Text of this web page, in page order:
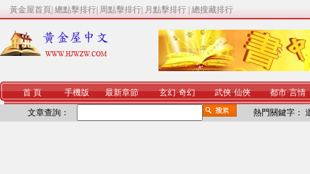
黃金屋首頁 總點擊排行 周點擊排行 月點擊排行 總搜藏排行
首 頁 手機版 最新章節 玄幻·奇幻 武俠·仙俠 都市·言情
文章查詢： 熱門關鍵字：